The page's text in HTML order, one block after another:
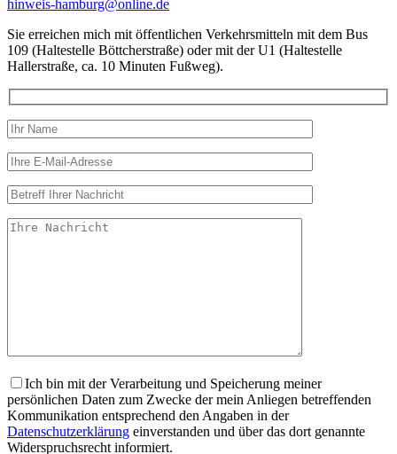
hinweis-hamburg@online.de
Sie erreichen mich mit öffentlichen Verkehrsmitteln mit dem Bus
109 (Haltestelle Böttcherstraße) oder mit der U1 (Haltestelle
Hallerstraße, ca. 10 Minuten Fußweg).
Ich bin mit der Verarbeitung und Speicherung meiner
persönlichen Daten zum Zwecke der mein Anliegen betreffenden
Kommunikation entsprechend den Angaben in der
Datenschutzerklärung einverstanden und über das dort genannte
Widerspruchsrecht informiert.